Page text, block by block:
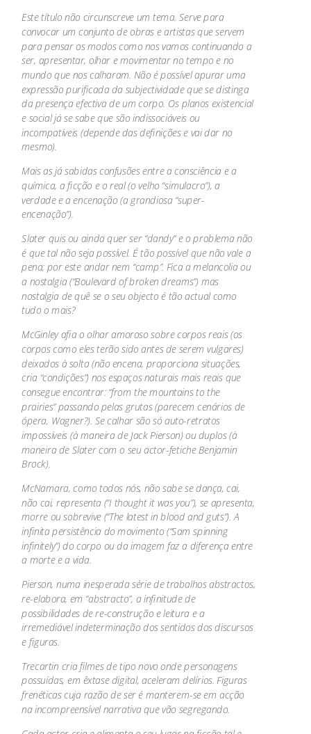
Este título não circunscreve um tema. Serve para
convocar um conjunto de obras e artistas que servem
para pensar os modos como nos vamos continuando a
ser, apresentar, olhar e movimentar no tempo e no
mundo que nos calharam. Não é possível apurar uma
expressão purificada da subjectividade que se distinga
da presença efectiva de um corpo. Os planos existencial
e social já se sabe que são indissociáveis ou
incompatíveis (depende das definições e vai dar no
mesmo).
Mais as já sabidas confusões entre a consciência e a
química, a ficção e o real (o velho “simulacro”), a
verdade e a encenação (a grandiosa “super-
encenação”).
Slater quis ou ainda quer ser “dandy” e o problema não
é que tal não seja possível. É tão possível que não vale a
pena; por este andar nem “camp”. Fica a melancolia ou
a nostalgia (“Boulevard of broken dreams”) mas
nostalgia de quê se o seu objecto é tão actual como
tudo o mais?
McGinley afia o olhar amoroso sobre corpos reais (os
corpos como eles terão sido antes de serem vulgares)
deixados à solta (não encena, proporciona situações,
cria “condições”) nos espaços naturais mais reais que
consegue encontrar: “from the mountains to the
prairies” passando pelas grutas (parecem cenários de
ópera, Wagner?). Se calhar são só auto-retratos
impossíveis (à maneira de Jack Pierson) ou duplos (à
maneira de Slater com o seu actor-fetiche Benjamin
Brock).
McNamara, como todos nós, não sabe se dança, cai,
não cai, representa (“I thought it was you”), se apresenta,
morre ou sobrevive (“The latest in blood and guts”). A
infinita persistência do movimento (“Sam spinning
infinitely”) do corpo ou da imagem faz a diferença entre
a morte e a vida.
Pierson, numa inesperada série de trabalhos abstractos,
re-elabora, em “abstracto”, a infinitude de
possibilidades de re-construção e leitura e a
irremediável indeterminação dos sentidos dos discursos
e figuras.
Trecartin cria filmes de tipo novo onde personagens
possuídas, em êxtase digital, aceleram delírios. Figuras
frenéticas cuja razão de ser é manterem-se em acção
na incompreensível narrativa que vão segregando.